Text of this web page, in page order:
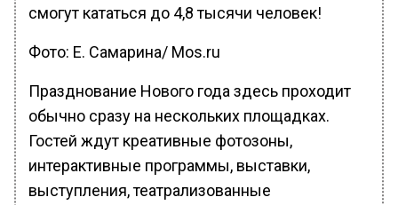
смогут кататься до 4,8 тысячи человек!
Фото: Е. Самарина/ Mos.ru
Празднование Нового года здесь проходит
обычно сразу на нескольких площадках.
Гостей ждут креативные фотозоны,
интерактивные программы, выставки,
выступления, театрализованные